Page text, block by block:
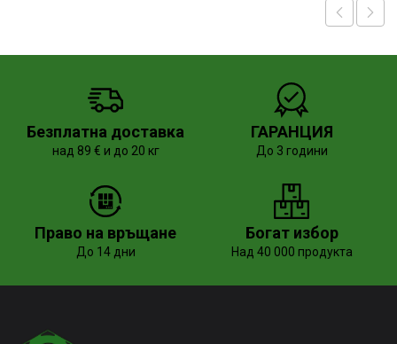
Безплатна доставка
над 89 € и до 20 кг
ГАРАНЦИЯ
До 3 години
Право на връщане
До 14 дни
Богат избор
Над 40 000 продукта